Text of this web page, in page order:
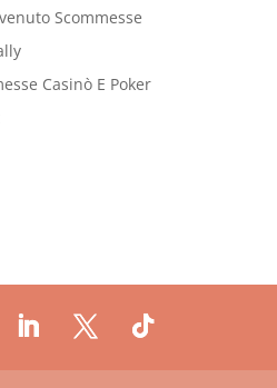
Scommesse
Casinò E Poker